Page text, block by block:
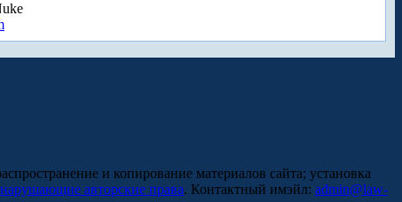
и копирование материалов сайта; установка
нарушающие авторские права. Контактный имэйл: admin@law-